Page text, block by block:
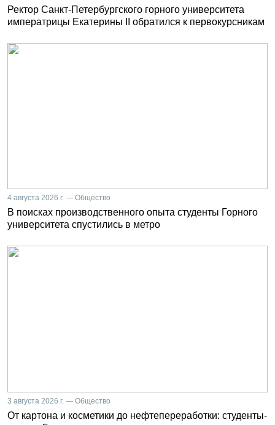
Ректор Санкт-Петербургского горного университета
императрицы Екатерины II обратился к первокурсникам
4 августа 2026 г. — Общество
В поисках производственного опыта студенты Горного
университета спустились в метро
3 августа 2026 г. — Общество
От картона и косметики до нефтепереработки: студенты-